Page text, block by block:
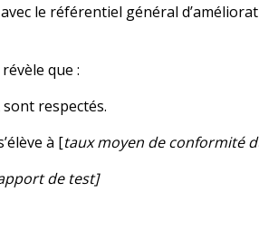
le référentiel général
que :
sont respectés.
à [taux moyen de conformité
de test]